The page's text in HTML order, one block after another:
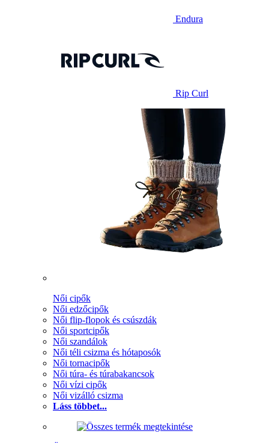
Endura
Rip Curl
Női cipők
Női edzőcipők
Női flip-flopok és csúszdák
Női sportcipők
Női szandálok
Női téli csizma és hótaposók
Női tornacipők
Női túra- és túrabakancsok
Női vízi cipők
Női vizálló csizma
Láss többet...